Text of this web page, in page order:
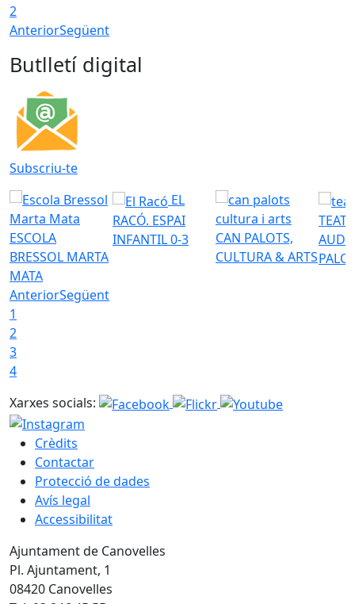
2
AnteriorSegüent
Butlletí digital
Subscriu-te
ESCOLA
BRESSOL MARTA
MATA
EL
RACÓ. ESPAI
INFANTIL 0-3
CAN PALOTS,
CULTURA & ARTS
AnteriorSegüent
1
2
3
4
Xarxes socials:
Crèdits
Contactar
Protecció de dades
Avís legal
Accessibilitat
Ajuntament de Canovelles
Pl. Ajuntament, 1
08420 Canovelles